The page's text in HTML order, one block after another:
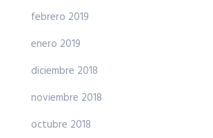
febrero 2019
enero 2019
diciembre 2018
noviembre 2018
octubre 2018